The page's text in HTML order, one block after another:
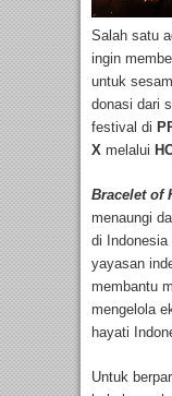
Salah satu
ingin
untuk
donasi dari
festival di
X melalui
Bracelet of
menaungi
di Indonesia
yayasan
membantu
mengelola
hayati
Untuk